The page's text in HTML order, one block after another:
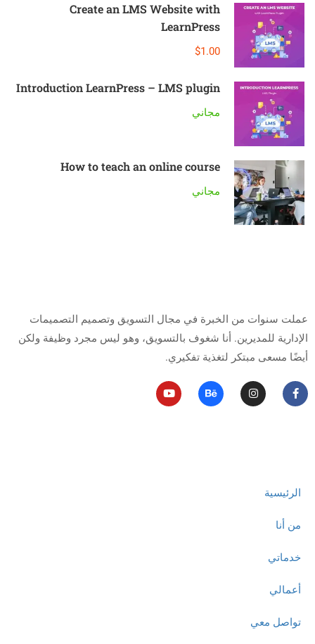
Create an LMS Website with
LearnPress
$1.00
Introduction LearnPress – LMS plugin
مجاني
How to teach an online course
مجاني
عملت سنوات من الخبرة في مجال التسويق وتصميم التصميمات
الإدارية للمديرين. أنا شغوف بالتسويق، وهو ليس مجرد وظيفة ولكن
أيضًا مسعى مبتكر لتغذية تفكيري.
الرئيسية
من أنا
خدماتي
أعمالي
تواصل معي